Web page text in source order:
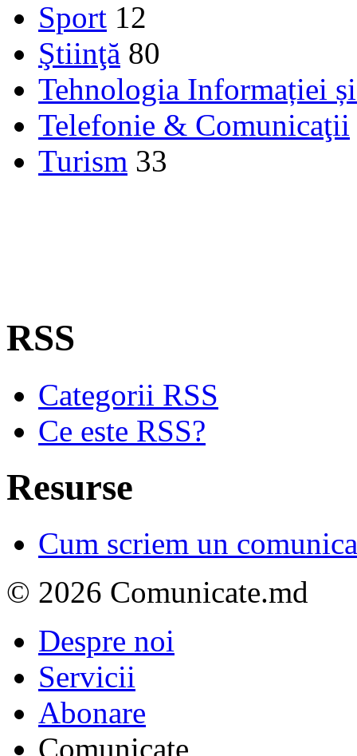
Sport 12
Ştiinţă 80
Tehnologia Informației
Telefonie & Comunicaţii
Turism 33
RSS
Categorii RSS
Ce este RSS?
Resurse
Cum scriem un
© 2026 Comunicate.md
Despre noi
Servicii
Abonare
Comunicate